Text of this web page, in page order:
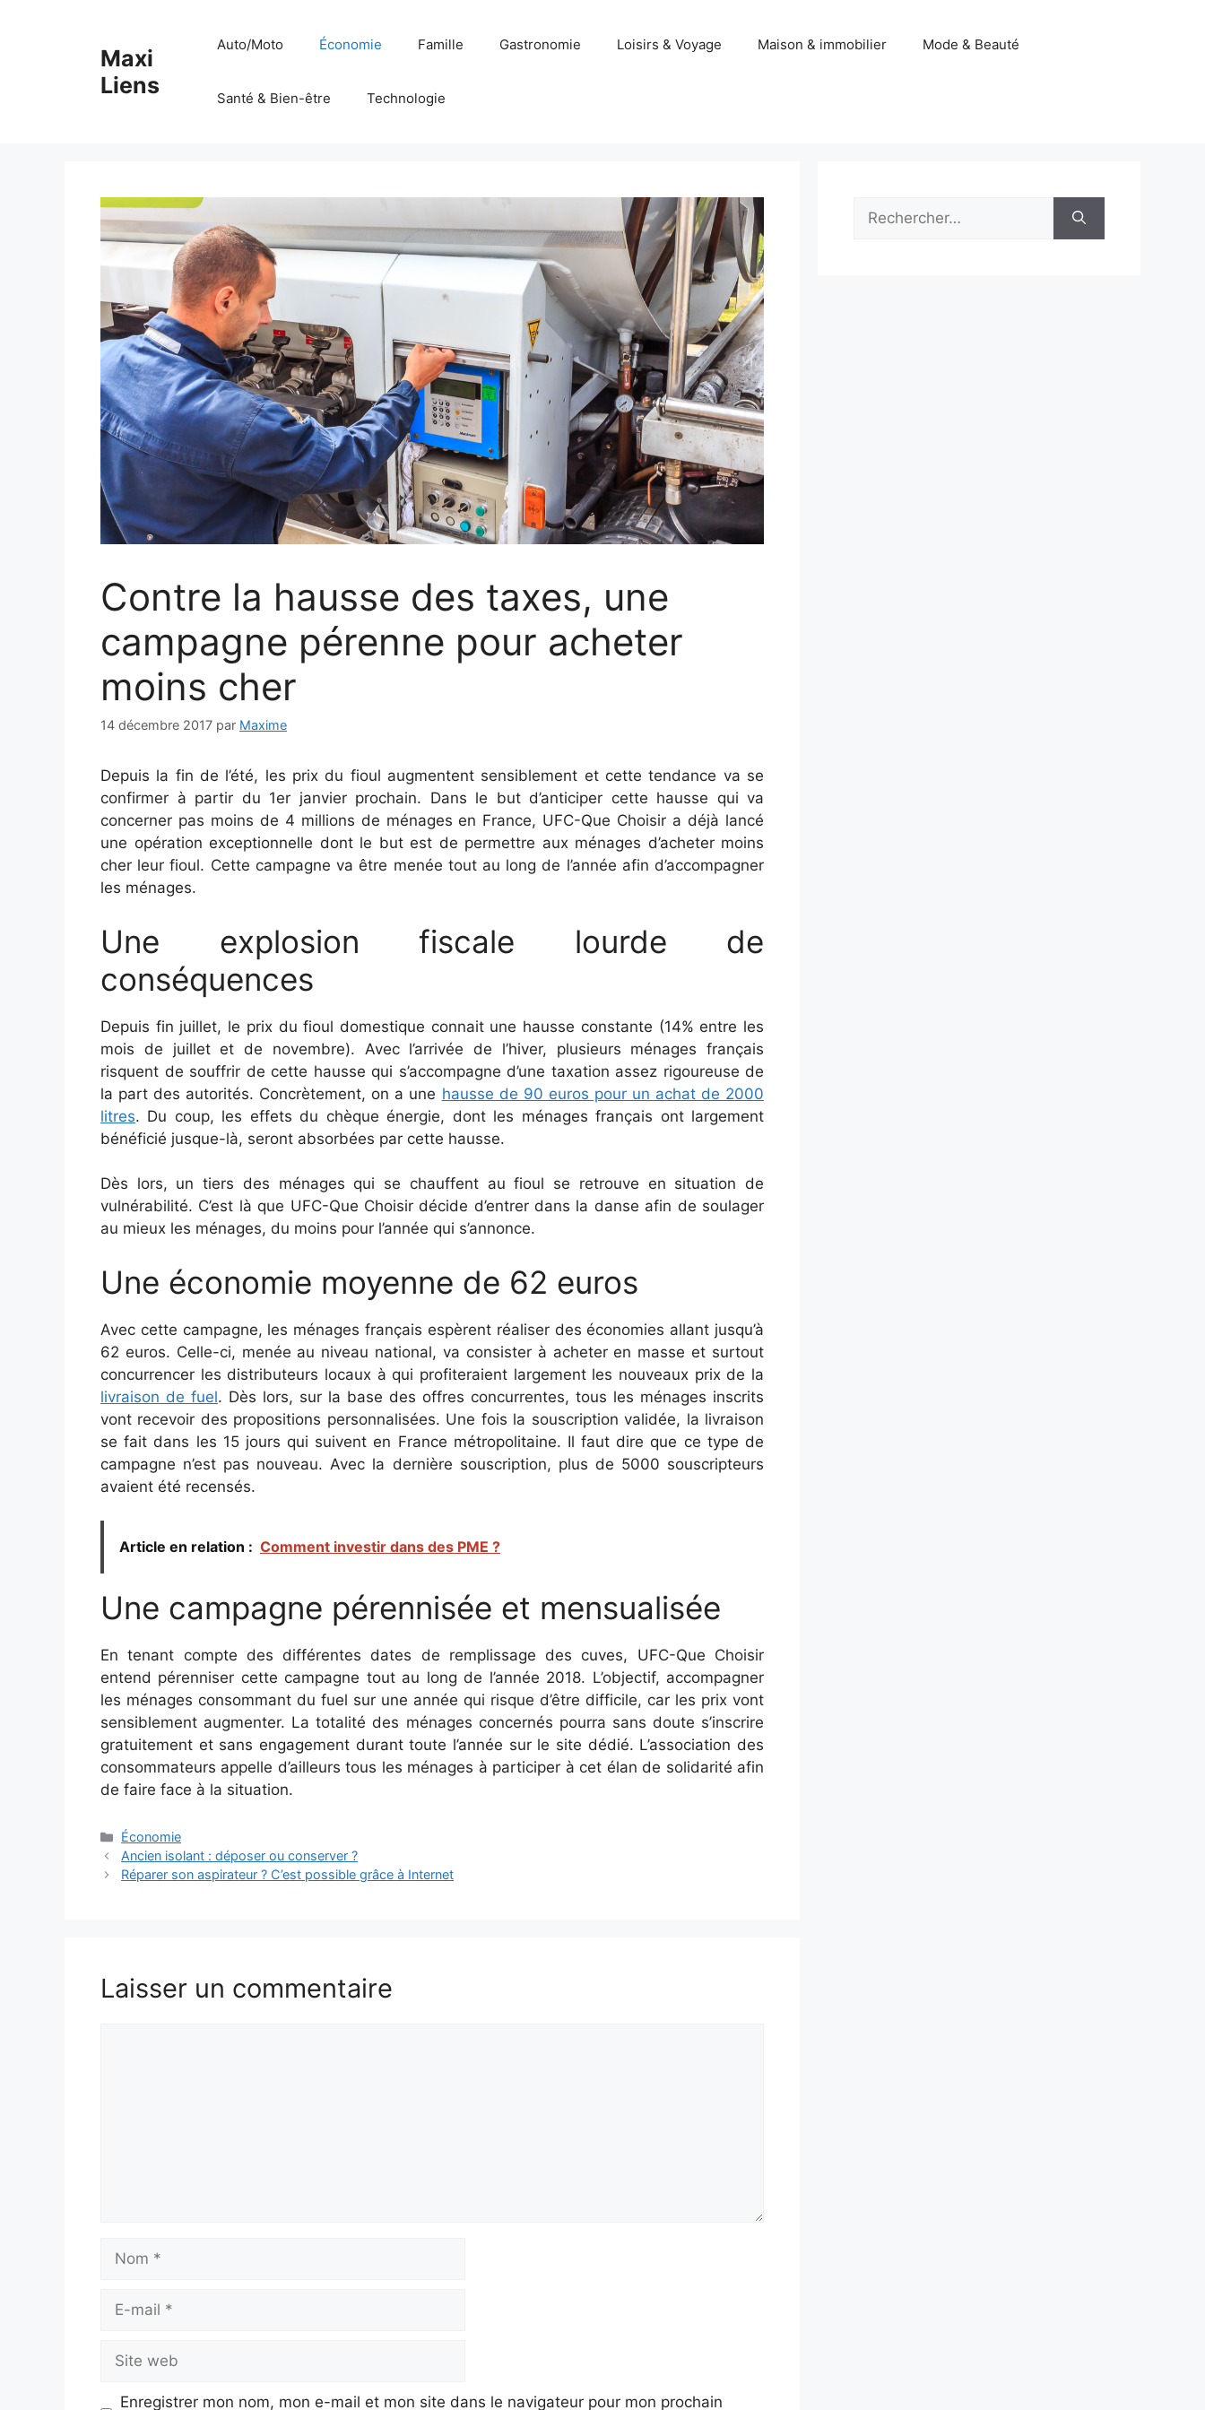
Maxi
Liens
Auto/Moto Économie Famille Gastronomie Loisirs & Voyage Maison & immobilier Mode & Beauté
Santé & Bien-être Technologie
Contre la hausse des taxes, une
campagne pérenne pour acheter
moins cher
14 décembre 2017 par Maxime
Depuis la fin de l’été, les prix du fioul augmentent sensiblement et cette tendance va se
confirmer à partir du 1er janvier prochain. Dans le but d’anticiper cette hausse qui va
concerner pas moins de 4 millions de ménages en France, UFC-Que Choisir a déjà lancé
une opération exceptionnelle dont le but est de permettre aux ménages d’acheter moins
cher leur fioul. Cette campagne va être menée tout au long de l’année afin d’accompagner
les ménages.
Une explosion fiscale lourde de
conséquences
Depuis fin juillet, le prix du fioul domestique connait une hausse constante (14% entre les
mois de juillet et de novembre). Avec l’arrivée de l’hiver, plusieurs ménages français
risquent de souffrir de cette hausse qui s’accompagne d’une taxation assez rigoureuse de
la part des autorités. Concrètement, on a une hausse de 90 euros pour un achat de 2000
litres. Du coup, les effets du chèque énergie, dont les ménages français ont largement
bénéficié jusque-là, seront absorbées par cette hausse.
Dès lors, un tiers des ménages qui se chauffent au fioul se retrouve en situation de
vulnérabilité. C’est là que UFC-Que Choisir décide d’entrer dans la danse afin de soulager
au mieux les ménages, du moins pour l’année qui s’annonce.
Une économie moyenne de 62 euros
Avec cette campagne, les ménages français espèrent réaliser des économies allant jusqu’à
62 euros. Celle-ci, menée au niveau national, va consister à acheter en masse et surtout
concurrencer les distributeurs locaux à qui profiteraient largement les nouveaux prix de la
livraison de fuel. Dès lors, sur la base des offres concurrentes, tous les ménages inscrits
vont recevoir des propositions personnalisées. Une fois la souscription validée, la livraison
se fait dans les 15 jours qui suivent en France métropolitaine. Il faut dire que ce type de
campagne n’est pas nouveau. Avec la dernière souscription, plus de 5000 souscripteurs
avaient été recensés.
Article en relation : Comment investir dans des PME ?
Une campagne pérennisée et mensualisée
En tenant compte des différentes dates de remplissage des cuves, UFC-Que Choisir
entend pérenniser cette campagne tout au long de l’année 2018. L’objectif, accompagner
les ménages consommant du fuel sur une année qui risque d’être difficile, car les prix vont
sensiblement augmenter. La totalité des ménages concernés pourra sans doute s’inscrire
gratuitement et sans engagement durant toute l’année sur le site dédié. L’association des
consommateurs appelle d’ailleurs tous les ménages à participer à cet élan de solidarité afin
de faire face à la situation.
Catégories
Économie
Ancien isolant : déposer ou conserver ?
Réparer son aspirateur ? C’est possible grâce à Internet
Laisser un commentaire
Nom
Site
web
Enregistrer mon nom, mon e-mail et mon site dans le navigateur pour mon prochain
Rechercher :